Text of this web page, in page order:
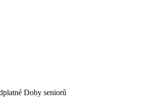
Doby seniorů